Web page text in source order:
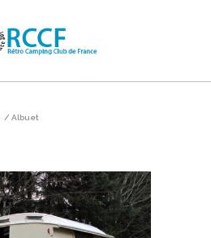
/ Albuet